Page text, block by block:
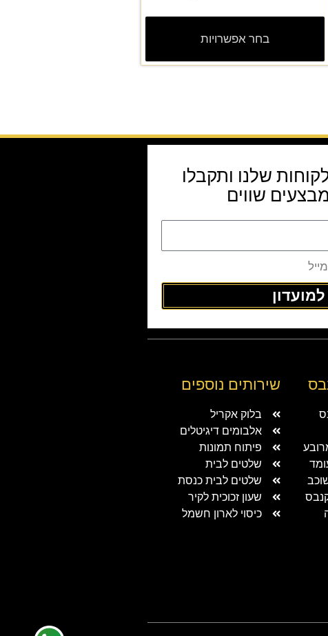
בחר אפשרויות
שלנו ותקבלו
שווים
שירותים נוספים
בלוק אקריל
אלבומים דיגיטלים
פיתוח תמונות
שלטים לבית
שלטים לבית כנסת
שעון זכוכית לקיר
כיסוי לארון חשמל